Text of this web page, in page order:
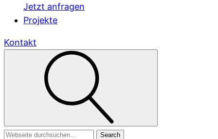
Jetzt anfragen
Projekte
Kontakt
Search